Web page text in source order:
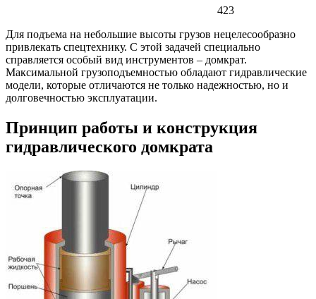
423
Для подъема на небольшие высоты грузов нецелесообразно
привлекать спецтехнику. С этой задачей специально
справляется особый вид инструментов – домкрат.
Максимальной грузоподъемностью обладают гидравлические
модели, которые отличаются не только надежностью, но и
долговечностью эксплуатации.
Принцип работы и конструкция
гидравлического домкрата